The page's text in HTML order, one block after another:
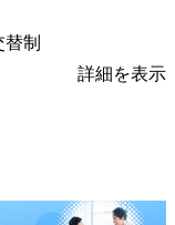
制
詳細を表示